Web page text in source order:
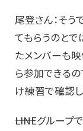
尾登さん：そう
てもらうのと
たメンバーも
ら参加できる
け練習で確認
――LINEグルー